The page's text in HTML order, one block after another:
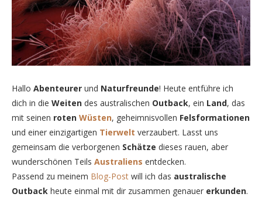
Hallo Abenteurer und Naturfreunde! Heute entführe ich
dich in die Weiten des australischen Outback, ein Land, das
mit seinen roten Wüsten, geheimnisvollen Felsformationen
und einer einzigartigen Tierwelt verzaubert. Lasst uns
gemeinsam die verborgenen Schätze dieses rauen, aber
wunderschönen Teils Australiens entdecken.
Passend zu meinem Blog-Post will ich das australische
Outback heute einmal mit dir zusammen genauer erkunden.